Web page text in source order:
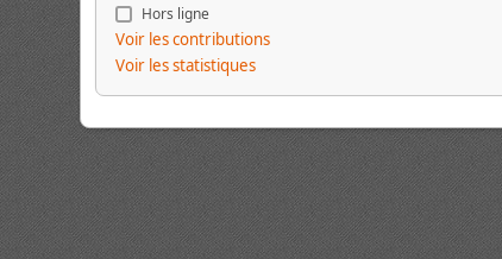
Hors ligne
Voir les contributions
Voir les statistiques